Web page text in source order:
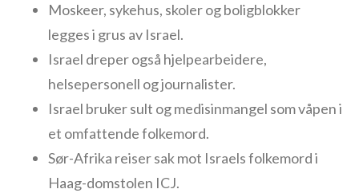
Moskeer, sykehus, skoler og boligblokker
legges i grus av Israel.
Israel dreper også hjelpearbeidere,
helsepersonell og journalister.
Israel bruker sult og medisinmangel som våpen i
et omfattende folkemord.
Sør-Afrika reiser sak mot Israels folkemord i
Haag-domstolen ICJ.